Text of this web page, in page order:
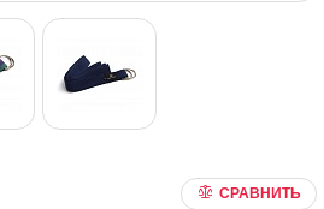
СРАВНИТЬ